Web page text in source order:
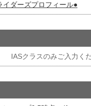
ダーズプロフィール●
IASクラスのみご入力く